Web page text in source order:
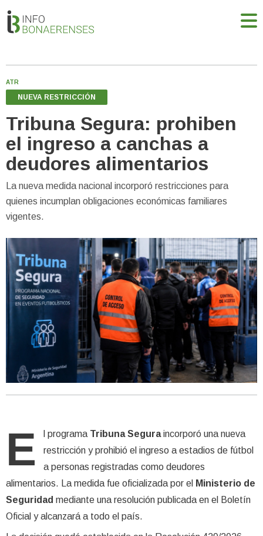
ATR
NUEVA RESTRICCIÓN
Tribuna Segura: prohiben
el ingreso a canchas a
deudores alimentarios
La nueva medida nacional incorporó restricciones para
quienes incumplan obligaciones económicas familiares
vigentes.
E l programa Tribuna Seguraincorporó una nueva
restricción y prohibió el ingreso a estadios de fútbol
a personas registradas como deudores
alimentarios. La medida fue oficializada por el Ministerio de
Seguridad mediante una resolución publicada en el Boletín
Oficial y alcanzará a todo el país.